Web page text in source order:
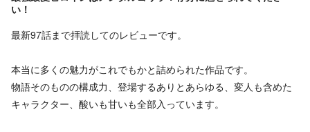
い！
最新97話まで拝読してのレビューです。
本当に多くの魅力がこれでもかと詰められた作品です。
物語そのものの構成力、登場するありとあらゆる、変人も含めた
キャラクター、酸いも甘いも全部入っています。